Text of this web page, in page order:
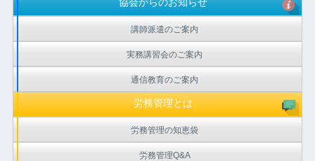
講師派遣のご案内
実務講習会のご案内
通信教育のご案内
労務管理とは
労務管理の知恵袋
労務管理Q&A